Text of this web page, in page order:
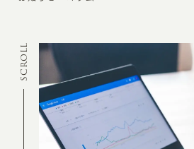
CREATION
MARKETING
SCROLL